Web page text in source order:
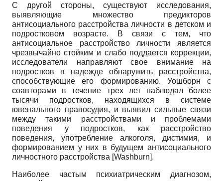
С другой стороны, существуют исследования,
выявляющие множество предикторов
антисоциального расстройства личности в детском и
подростковом возрасте. В связи с тем, что
антисоциальное расстройство личности является
чрезвычайно стойким и слабо поддается коррекции,
исследователи направляют свое внимание на
подростков в надежде обнаружить расстройства,
способствующие его формированию. Уошборн с
соавторами в течение трех лет наблюдал более
тысячи подростков, находящихся в системе
ювенального правосудия, и выявил сильные связи
между такими расстройствами и проблемами
поведения у подростков, как расстройство
поведения, употребление алкоголя, дистимия, и
формированием у них в будущем антисоциального
личностного расстройства [Washburn].
Наиболее частым психиатрическим диагнозом,